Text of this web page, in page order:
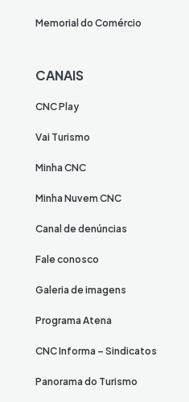
Memorial do Comércio
CANAIS
CNC Play
Vai Turismo
Minha CNC
Minha Nuvem CNC
Canal de denúncias
Fale conosco
Galeria de imagens
Programa Atena
CNC Informa – Sindicatos
Panorama do Turismo